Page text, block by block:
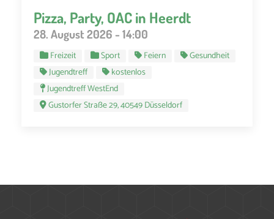
Pizza, Party, OAC in Heerdt
28. August 2026 - 14:00
Freizeit Sport Feiern
Gesundheit
Jugendtreff
kostenlos
Jugendtreff WestEnd
Gustorfer Straße 29, 40549 Düsseldorf